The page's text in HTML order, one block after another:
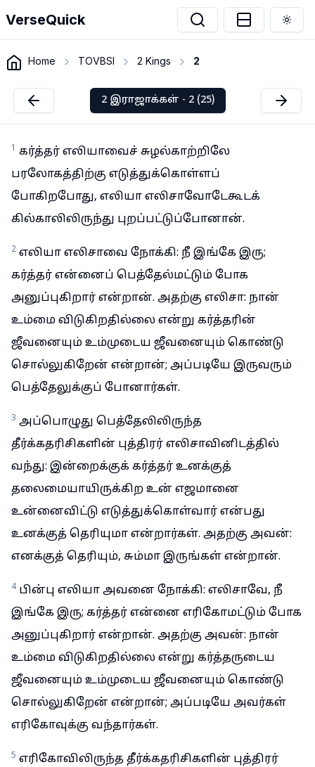
VerseQuick
Home TOVBSI 2 Kings 2
2 இராஜாக்கள் - 2 (25)
1 கர்த்தர் எலியாவைச் சுழல்காற்றிலே
பரலோகத்திற்கு எடுத்துக்கொள்ளப்
போகிறபோது, எலியா எலிசாவோடேகூடக்
கில்காலிலிருந்து புறப்பட்டுப்போனான்.
2 எலியா எலிசாவை நோக்கி: நீ இங்கே இரு;
கர்த்தர் என்னைப் பெத்தேல்மட்டும் போக
அனுப்புகிறார் என்றான். அதற்கு எலிசா: நான்
உம்மை விடுகிறதில்லை என்று கர்த்தரின்
ஜீவனையும் உம்முடைய ஜீவனையும் கொண்டு
சொல்லுகிறேன் என்றான்; அப்படியே இருவரும்
பெத்தேலுக்குப் போனார்கள்.
3 அப்பொழுது பெத்தேலிலிருந்த
தீர்க்கதரிசிகளின் புத்திரர் எலிசாவினிடத்தில்
வந்து: இன்றைக்குக் கர்த்தர் உனக்குத்
தலைமையாயிருக்கிற உன் எஜமானை
உன்னைவிட்டு எடுத்துக்கொள்வார் என்பது
உனக்குத் தெரியுமா என்றார்கள். அதற்கு அவன்:
எனக்குத் தெரியும், சும்மா இருங்கள் என்றான்.
4 பின்பு எலியா அவனை நோக்கி: எலிசாவே, நீ
இங்கே இரு; கர்த்தர் என்னை எரிகோமட்டும் போக
அனுப்புகிறார் என்றான். அதற்கு அவன்: நான்
உம்மை விடுகிறதில்லை என்று கர்த்தருடைய
ஜீவனையும் உம்முடைய ஜீவனையும் கொண்டு
சொல்லுகிறேன் என்றான்; அப்படியே அவர்கள்
எரிகோவுக்கு வந்தார்கள்.
5 எரிகோவிலிருந்த தீர்க்கதரிசிகளின் புத்திரர்